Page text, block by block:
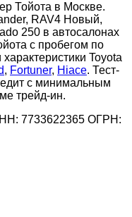
Тойота в Москве.
RAV4 Новый,
250 в автосалонах
с пробегом по
Toyota
, Fortuner, Hiace. Тест-
с минимальным
трейд-ин.
7733622365 ОГРН: